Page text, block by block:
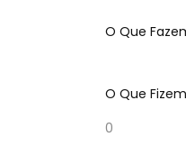
O Que
O Que
0